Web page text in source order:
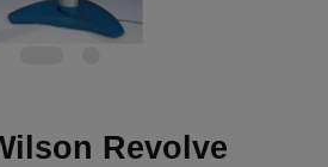
Revolve